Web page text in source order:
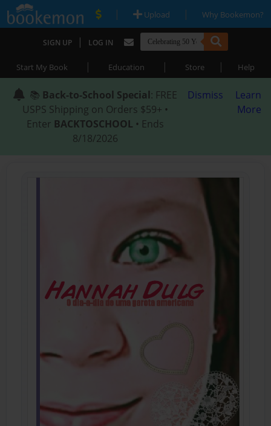
| Upload | Why Bookemon?
SIGN UP | LOG IN
Start My Book | Education | Store | Help
📚 Back-to-School Special: FREE
USPS Shipping on Orders $59+ •
Enter BACKTOSCHOOL • Ends
8/18/2026
Dismiss
Learn
More